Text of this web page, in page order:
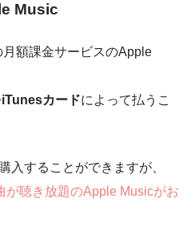
Music
額課金サービスのApple
カードによって払うこ
入することができますが、
が聴き放題のApple Musicがお